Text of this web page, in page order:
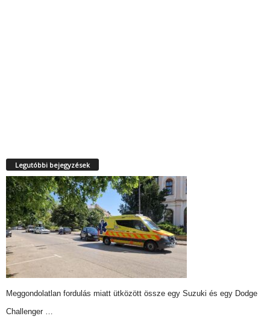
Legutóbbi bejegyzések
Meggondolatlan fordulás miatt ütközött össze egy Suzuki és egy Dodge
Challenger …